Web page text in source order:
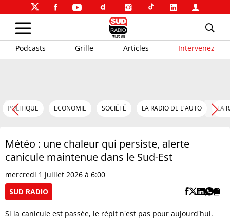
Podcasts Grille Articles Intervenez
POLITIQUE ECONOMIE SOCIÉTÉ LA RADIO DE L'AUTO LA
Météo : une chaleur qui persiste, alerte
canicule maintenue dans le Sud-Est
mercredi 1 juillet 2026 à 6:00
SUD RADIO
Si la canicule est passée, le répit n'est pas pour aujourd'hui.